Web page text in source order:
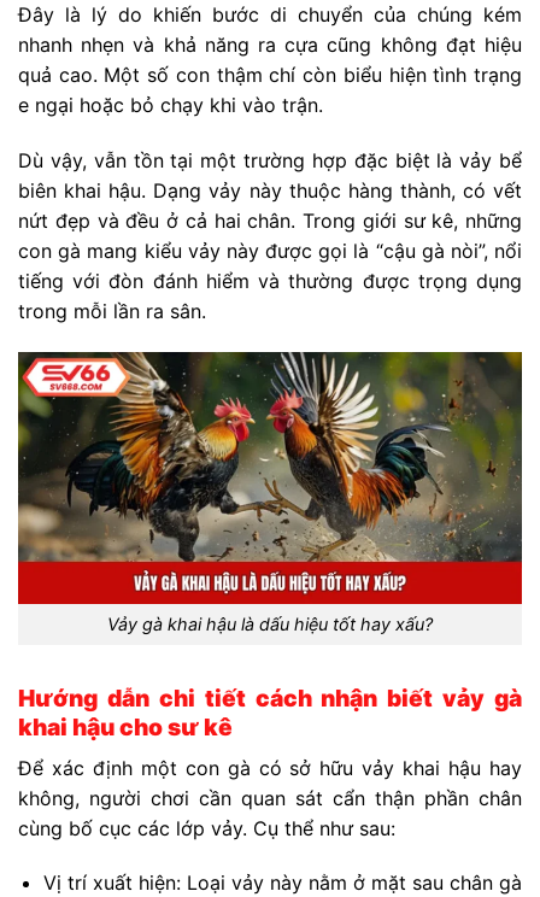
Đây là lý do khiến bước di chuyển của chúng kém
nhanh nhẹn và khả năng ra cựa cũng không đạt hiệu
quả cao. Một số con thậm chí còn biểu hiện tình trạng
e ngại hoặc bỏ chạy khi vào trận.
Dù vậy, vẫn tồn tại một trường hợp đặc biệt là vảy bể
biên khai hậu. Dạng vảy này thuộc hàng thành, có vết
nứt đẹp và đều ở cả hai chân. Trong giới sư kê, những
con gà mang kiểu vảy này được gọi là “cậu gà nòi”, nổi
tiếng với đòn đánh hiểm và thường được trọng dụng
trong mỗi lần ra sân.
Vảy gà khai hậu là dấu hiệu tốt hay xấu?
Hướng dẫn chi tiết cách nhận biết vảy gà
khai hậu cho sư kê
Để xác định một con gà có sở hữu vảy khai hậu hay
không, người chơi cần quan sát cẩn thận phần chân
cùng bố cục các lớp vảy. Cụ thể như sau:
Vị trí xuất hiện: Loại vảy này nằm ở mặt sau chân gà